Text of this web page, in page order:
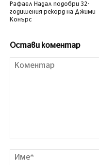
Рафаел Надал подобри 32-
годишения рекорд на Джими
Конърс
Остави коментар